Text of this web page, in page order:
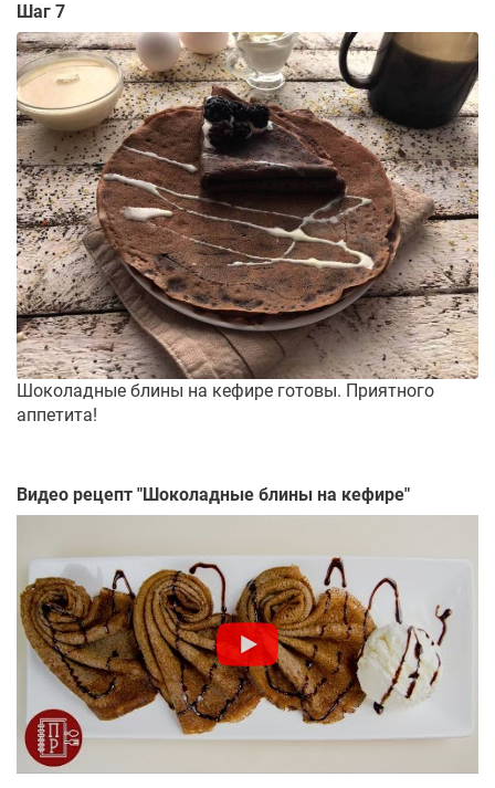
Шаг 7
Шоколадные блины на кефире готовы. Приятного
аппетита!
Видео рецепт "Шоколадные блины на кефире"